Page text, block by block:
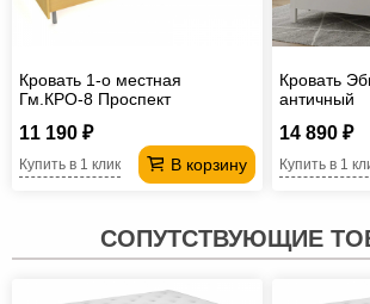
Кровать 1-о местная
Гм.КРО-8 Проспект
11 190 ₽
В корзину
Купить в 1 клик
Кровать
античный
14 890 ₽
Купить в 1
СОПУТСТВУЮЩИЕ